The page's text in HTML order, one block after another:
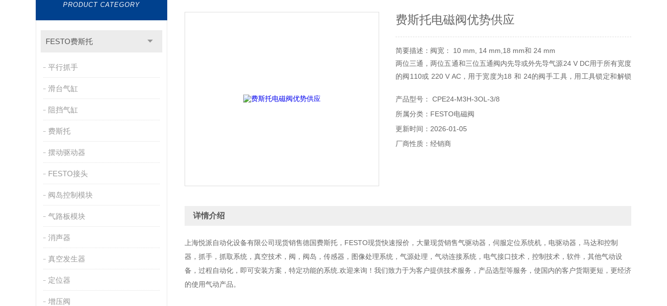
PRODUCT CATEGORY
FESTO费斯托
平行抓手
滑台气缸
阻挡气缸
费斯托
摆动驱动器
FESTO接头
阀岛控制模块
气路板模块
消声器
真空发生器
定位器
增压阀
费斯托电磁阀优势供应
简要描述：阀宽： 10 mm, 14 mm,18 mm和 24 mm
两位三通，两位五通和三位五通阀内先导或外先导气源24 V DC用于所有宽度
的阀110或 220 V AC，用于宽度为18 和 24的阀手工具，用工具锁定和解锁
产品型号： CPE24-M3H-3OL-3/8
所属分类：FESTO电磁阀
更新时间：2026-01-05
厂商性质：经销商
详情介绍
上海悦派自动化设备有限公司现货销售德国费斯托，FESTO现货快速报价，大量现货销售气驱动器，伺服定位系统机，电驱动器，马达和控制
器，抓手，抓取系统，真空技术，阀，阀岛，传感器，图像处理系统，气源处理，气动连接系统，电气接口技术，控制技术，软件，其他气动设
备，过程自动化，即可安装方案，特定功能的系统.欢迎来询！我们致力于为客户提供技术服务，产品选型等服务，使国内的客户货期更短，更经济
的使用气动产品。